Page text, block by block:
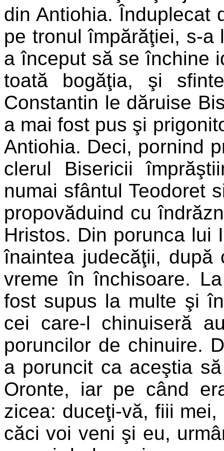
din Antiohia. Înduplecat
pe tronul împărăţiei, s-a
a început să se închine
toată bogăţia, şi
Constantin le dăruise
a mai fost pus şi
Antiohia. Deci, pornind
clerul Bisericii
numai sfântul Teodoret
propovăduind cu
Hristos. Din porunca lui
înaintea judecăţii,
vreme în închisoare.
fost supus la multe şi
cei care-l chinuiseră
poruncilor de chinuire.
a poruncit ca aceştia
Oronte, iar pe când
zicea: duceţi-vă, fiii
căci voi veni şi eu,